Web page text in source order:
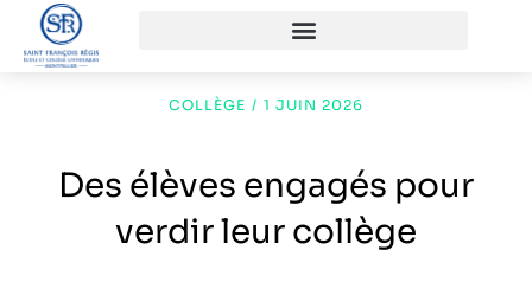
COLLÈGE / 1 JUIN 2026
Des élèves engagés pour
verdir leur collège